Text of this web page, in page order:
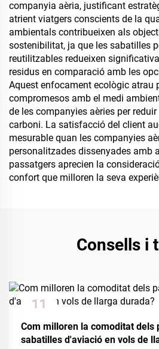
companyia aèria, justificant
atrient viatgers conscients de la
ambientals contribueixen als
sostenibilitat, ja que les sabatilles
reutilitzables redueixen
residus en comparació amb les
Aquest enfocament ecològic atrau
compromesos amb el medi
de les companyies aèries per
carboni. La satisfacció del client
mesurable quan les companyies
personalitzades dissenyades amb
passatgers aprecien la
confort que milloren la seva
Consells i
11
Com milloren la comoditat dels
sabatilles d'aviació en vols de